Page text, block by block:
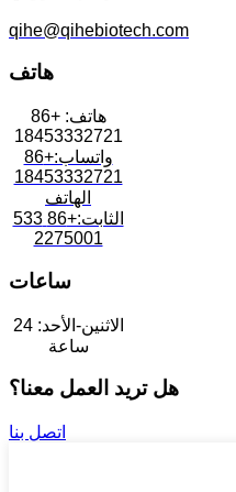
qihe@qihebiotech.com
هاتف
هاتف: +86
18453332721
واتساب:+86
18453332721
الهاتف
الثابت:+86 533
2275001
ساعات
الاثنين-الأحد: 24
ساعة
هل تريد العمل معنا؟
اتصل بنا